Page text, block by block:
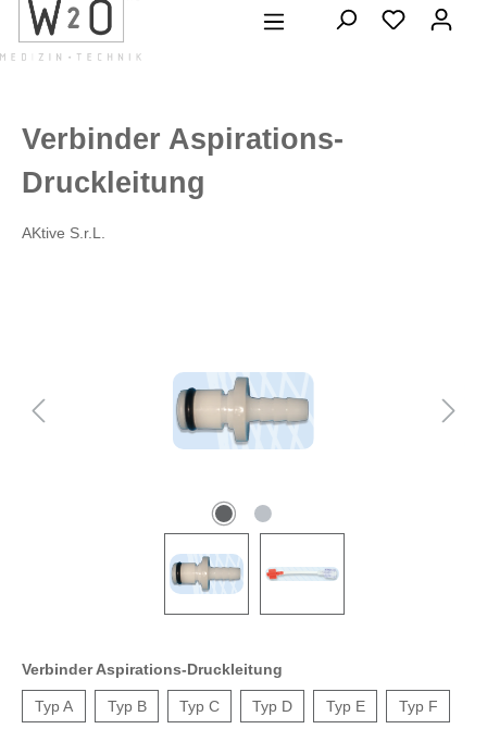
springen
Verbinder Aspirations-
Druckleitung
AKtive S.r.L.
Verbinder Aspirations-Druckleitung
Typ A Typ B Typ C Typ D Typ E Typ F